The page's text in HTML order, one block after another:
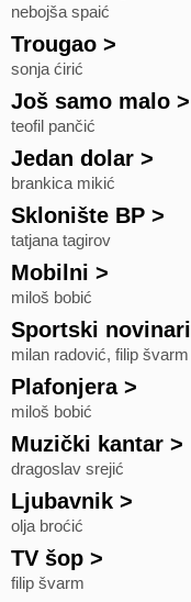
nebojša spaić
Trougao >
sonja ćirić
Još samo malo >
teofil pančić
Jedan dolar >
brankica mikić
Sklonište BP >
tatjana tagirov
Mobilni >
miloš bobić
Sportski novinari
milan radović, filip švarm
Plafonjera>
miloš bobić
Muzički kantar >
dragoslav srejić
Ljubavnik >
olja broćić
TV šop >
filip švarm